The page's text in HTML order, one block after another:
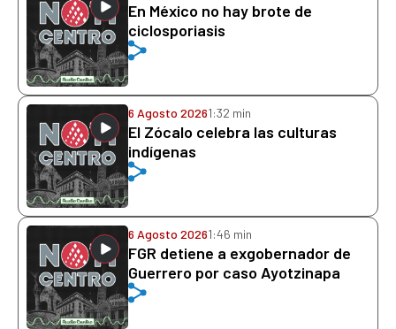
En México no hay brote de
ciclosporiasis
6 Agosto 20261:32 min
El Zócalo celebra las culturas
indígenas
6 Agosto 20261:46 min
FGR detiene a exgobernador de
Guerrero por caso Ayotzinapa